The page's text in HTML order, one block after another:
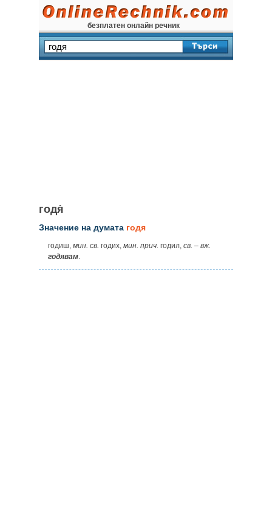
безплатен онлайн речник
годя̀
Значение на думата годя
годиш, мин. св. годих, мин. прич. годил, св. – вж.
годявам.